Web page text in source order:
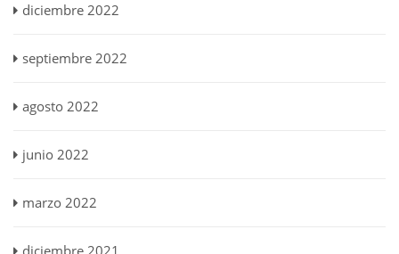
diciembre 2022
septiembre 2022
agosto 2022
junio 2022
marzo 2022
diciembre 2021